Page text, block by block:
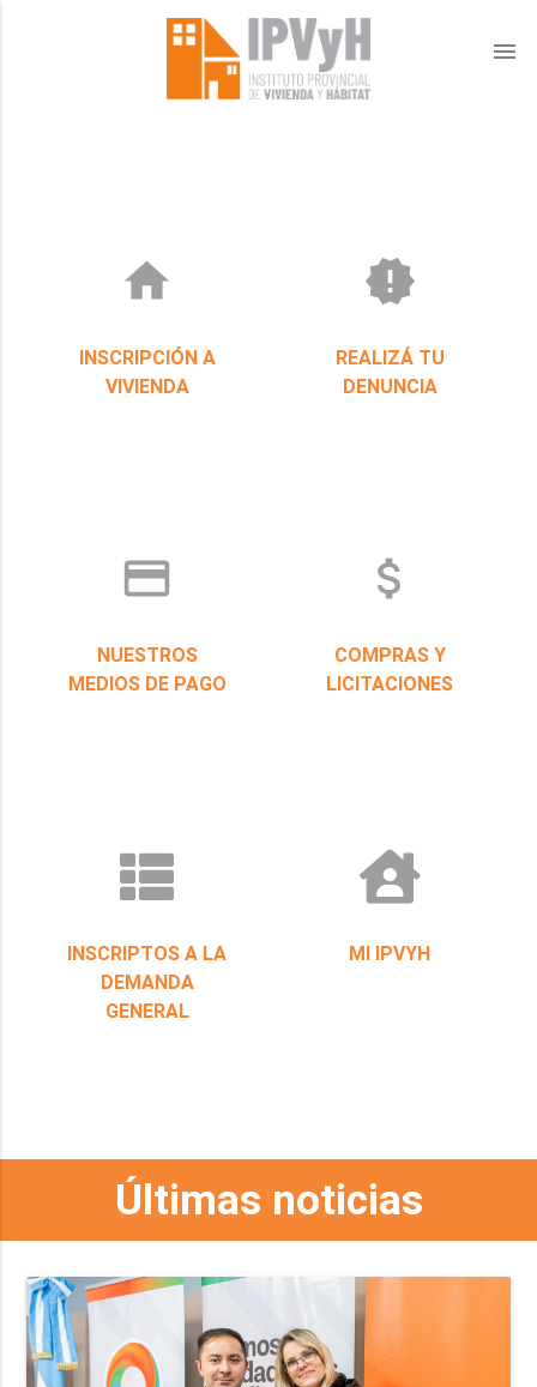
menu
home
INSCRIPCIÓN A
VIVIENDA
new_releases
REALIZÁ TU
DENUNCIA
credit_card
NUESTROS
MEDIOS DE PAGO
attach_money
COMPRAS Y
LICITACIONES
INSCRIPTOS A LA
DEMANDA
GENERAL
MI IPVYH
Últimas noticias